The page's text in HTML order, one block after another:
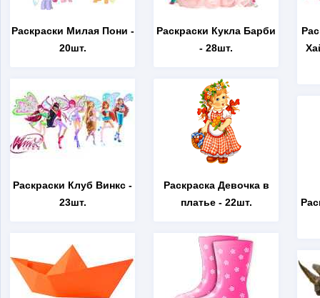
Раскраски Милая Пони -
20шт.
Раскраски Клуб Винкс -
23шт.
Раскраски Кукла Барби
- 28шт.
Раскраска Девочка в
платье- 22шт.